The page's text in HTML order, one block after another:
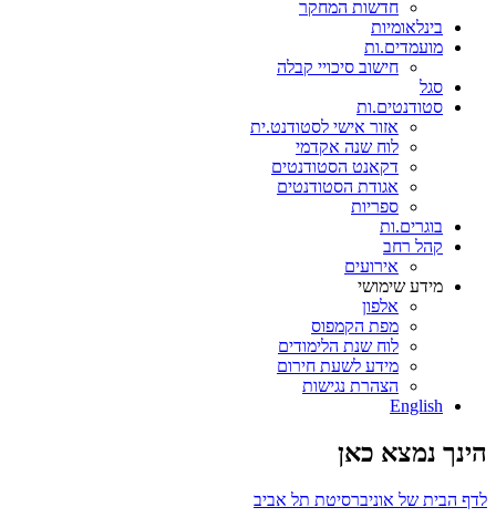
חדשות המחקר
בינלאומיות
מועמדים.ות
חישוב סיכויי קבלה
סגל
סטודנטים.ות
אזור אישי לסטודנט.ית
לוח שנה אקדמי
דקאנט הסטודנטים
אגודת הסטודנטים
ספריות
בוגרים.ות
קהל רחב
אירועים
מידע שימושי
אלפון
מפת הקמפוס
לוח שנת הלימודים
מידע לשעת חירום
הצהרת נגישות
English
הינך נמצא כאן
לדף הבית של אוניברסיטת תל אביב